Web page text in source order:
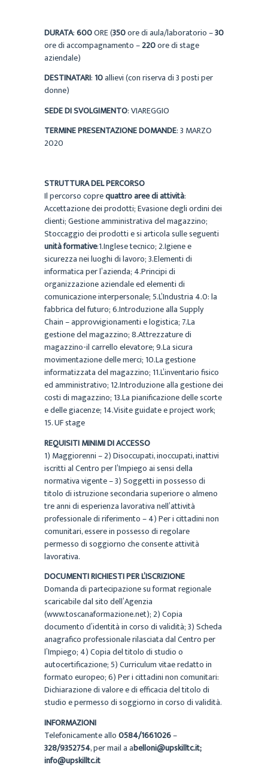
DURATA:600ORE (350ore di aula/laboratorio –30
ore di accompagnamento –220ore di stage
aziendale)
DESTINATARI: 10allievi (con riserva di 3 posti per
donne)
SEDE DI SVOLGIMENTO: VIAREGGIO
TERMINE PRESENTAZIONE DOMANDE: 3 MARZO
2020
STRUTTURA DEL PERCORSO
Il percorso coprequattro aree di attività:
Accettazione dei prodotti; Evasione degli ordini dei
clienti; Gestione amministrativa del magazzino;
Stoccaggio dei prodotti e si articola sulle seguenti
unità formative:1.Inglese tecnico; 2.Igiene e
sicurezza nei luoghi di lavoro; 3.Elementi di
informatica per l’azienda; 4.Principi di
organizzazione aziendale ed elementi di
comunicazione interpersonale; 5.L’Industria 4.0: la
fabbrica del futuro; 6.Introduzione alla Supply
Chain – approvvigionamenti e logistica; 7.La
gestione del magazzino; 8.Attrezzature di
magazzino-il carrello elevatore; 9.La sicura
movimentazione delle merci; 10.La gestione
informatizzata del magazzino; 11.L’inventario fisico
ed amministrativo; 12.Introduzione alla gestione dei
costi di magazzino; 13.La pianificazione delle scorte
e delle giacenze; 14.Visite guidate e project work;
15. UF stage
REQUISITI MINIMI DI ACCESSO
1) Maggiorenni – 2) Disoccupati, inoccupati, inattivi
iscritti al Centro per l’Impiego ai sensi della
normativa vigente – 3) Soggetti in possesso di
titolo di istruzione secondaria superiore o almeno
tre anni di esperienza lavorativa nell’attività
professionale di riferimento – 4) Per i cittadini non
comunitari, essere in possesso di regolare
permesso di soggiorno che consente attività
lavorativa.
DOCUMENTI RICHIESTI PER L’ISCRIZIONE
Domanda di partecipazione su format regionale
scaricabile dal sito dell’Agenzia
(www.toscanaformazione.net); 2) Copia
documento d’identità in corso di validità; 3) Scheda
anagrafico professionale rilasciata dal Centro per
l’Impiego; 4) Copia del titolo di studio o
autocertificazione; 5) Curriculum vitae redatto in
formato europeo; 6) Per i cittadini non comunitari:
Dichiarazione di valore e di efficacia del titolo di
studio e permesso di soggiorno in corso di validità.
INFORMAZIONI
Telefonicamente allo0584/1661026–
328/9352754, per mail a abelloni@upskilltc.it;
info@upskilltc.it